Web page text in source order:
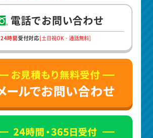
電話でお問い合わせ
24時間受付対応[土日祝OK・通話無料]